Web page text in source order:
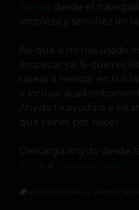
desde el
simpleza y sencillez de la
Así que si no has usado
empezar ya. Si quieres
tareas a realizar en tus
e incluso
Any.do te ayudará a
que tienes por hacer.
Descarga Any.do desde
o